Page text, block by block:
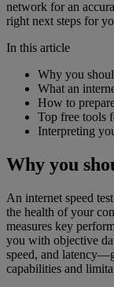
network for an
right next steps for
In this article
Why you
What an
How to
Top free tools
Interpreting
Why you
An internet speed
the health of your
measures key
you with objective
speed, and
capabilities and